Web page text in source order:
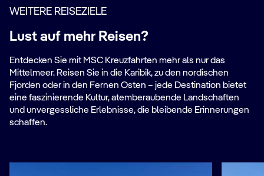
WEITERE REISEZIELE
Lust auf mehr Reisen?
Entdecken Sie mit MSC Kreuzfahrten mehr als nur das
Mittelmeer. Reisen Sie in die Karibik, zu den nordischen
Fjorden oder in den Fernen Osten – jede Destination bietet
eine faszinierende Kultur, atemberaubende Landschaften
und unvergessliche Erlebnisse, die bleibende Erinnerungen
schaffen.